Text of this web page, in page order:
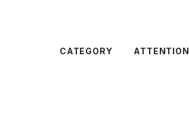
CATEGORY ATTENTION